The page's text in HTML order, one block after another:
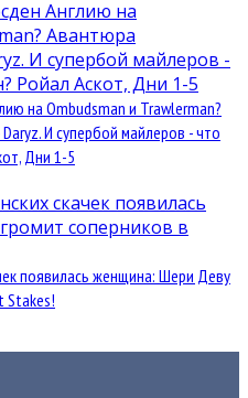
на Ombudsman и Trawlerman?
И супербой майлеров - что
Дни 1-5
появилась женщина: Шери Деву
Stakes!